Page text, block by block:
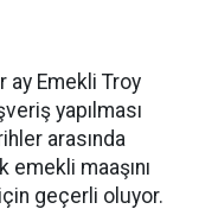
ay Emekli Troy
yapılması
arasında
emekli maaşını
geçerli oluyor.